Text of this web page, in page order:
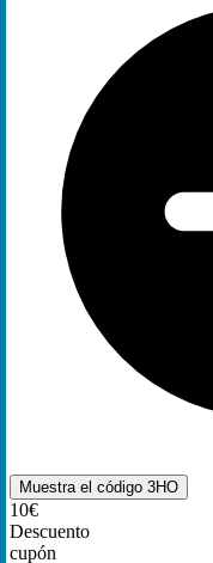
Muestra el código 3HO
10€
Descuento
cupón